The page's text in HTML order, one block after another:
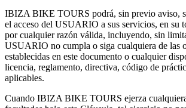
IBIZA BIKE TOURS podrá, sin previo aviso,
el acceso del USUARIO a sus servicios, en su
por cualquier razón válida, incluyendo, sin
USUARIO no cumpla o siga cualquiera de las
establecidas en este documento o cualquier
licencia, reglamento, directiva, código de
aplicables.
Cuando IBIZA BIKE TOURS ejerza